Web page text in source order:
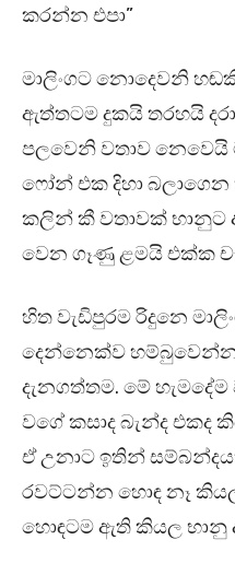
කරන්න එපා”
මාලිංගට නොදෙවනි
ඇත්තටම දුකයි තරහයි
පලවෙනි වතාව නෙවෙයි
ෆෝන් එක දිහා
කලින් කී වතාවක් භානුට
වෙන ගෑණු ළමයි එක්ක
හිත වැඩිපුරම රිදුනෙ
දෙන්නෙක්ව
දැනගත්තම. මේ
වගේ කසාද බැන්ද
ඒ උනාට ඉතින්
රවට්ටන්න හොඳ නෑ
හොඳටම ඇති කියල භානු